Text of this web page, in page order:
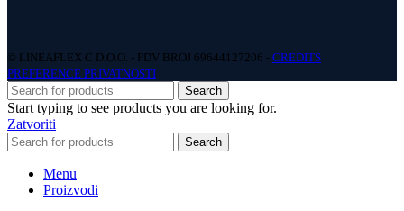
© LINEAFLEX C D.O.O. - PDV BROJ 69644127206 - CREDITS
PREFERENCE PRIVATNOSTI
Search
Start typing to see products you are looking for.
Zatvoriti
Search
Menu
Proizvodi